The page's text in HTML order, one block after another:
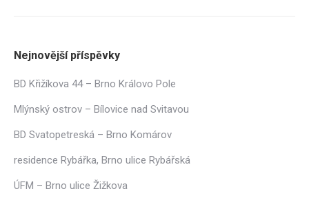
Nejnovější příspěvky
BD Křižíkova 44 – Brno Královo Pole
Mlýnský ostrov – Bílovice nad Svitavou
BD Svatopetreská – Brno Komárov
residence Rybářka, Brno ulice Rybářská
ÚFM – Brno ulice Žižkova